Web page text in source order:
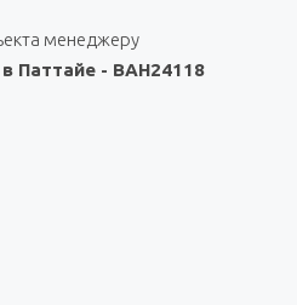
менеджеру
Паттайе - BAH24118